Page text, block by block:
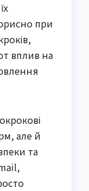
при
вплив на
але й
та